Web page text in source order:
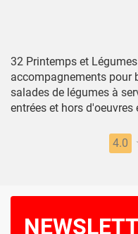
32 Printemps et
accompagnements pour
salades de légumes à
entrées et hors d'oeuvres
4.0